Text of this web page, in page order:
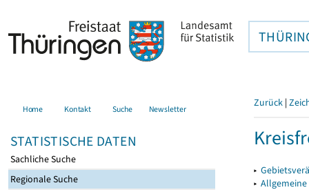
Home Kontakt Suche Newsletter
STATISTISCHE DATEN
Sachliche Suche
Regionale Suche
Zurück |
▸
▸